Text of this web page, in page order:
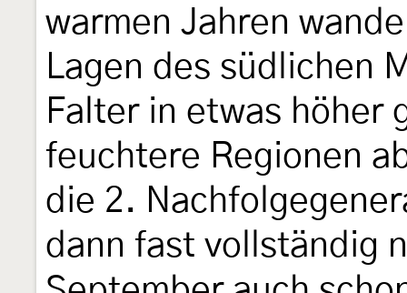
warmen Jahren
Lagen des südlichen
Falter in etwas höher
feuchtere Regionen
die 2.
dann fast vollständig